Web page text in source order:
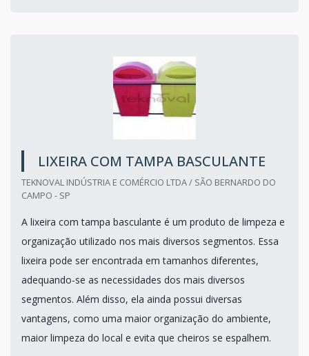
LIXEIRA COM TAMPA BASCULANTE
TEKNOVAL INDÚSTRIA E COMÉRCIO LTDA / SÃO BERNARDO DO
CAMPO - SP
A lixeira com tampa basculante é um produto de limpeza e
organização utilizado nos mais diversos segmentos. Essa
lixeira pode ser encontrada em tamanhos diferentes,
adequando-se as necessidades dos mais diversos
segmentos. Além disso, ela ainda possui diversas
vantagens, como uma maior organização do ambiente,
maior limpeza do local e evita que cheiros se espalhem.